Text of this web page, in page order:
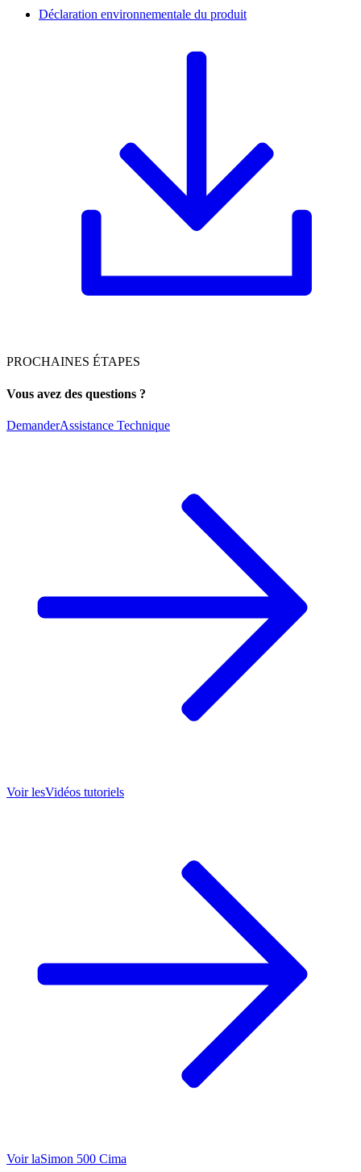
Déclaration environnementale du produit
PROCHAINES ÉTAPES
Vous avez des questions ?
DemanderAssistance Technique
Voir lesVidéos tutoriels
Voir laSimon 500 Cima